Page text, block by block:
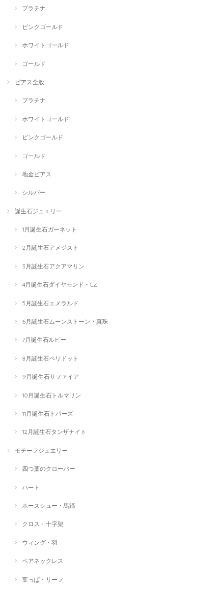
プラチナ
ピンクゴールド
ホワイトゴールド
ゴールド
ピアス全般
プラチナ
ホワイトゴールド
ピンクゴールド
ゴールド
地金ピアス
シルバー
誕生石ジュエリー
1月誕生石ガーネット
2月誕生石アメジスト
3月誕生石アクアマリン
4月誕生石ダイヤモンド・CZ
5月誕生石エメラルド
6月誕生石ムーンストーン・真珠
7月誕生石ルビー
8月誕生石ペリドット
9月誕生石サファイア
10月誕生石トルマリン
11月誕生石トパーズ
12月誕生石タンザナイト
モチーフジュエリー
四つ葉のクローバー
ハート
ホースシュー・馬蹄
クロス・十字架
ウィング・羽
ペアネックレス
葉っぱ・リーフ